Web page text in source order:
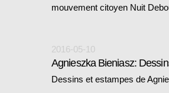
mouvement citoyen Nuit
2016-05-10
Agnieszka Bieniasz:
Dessins et estampes de